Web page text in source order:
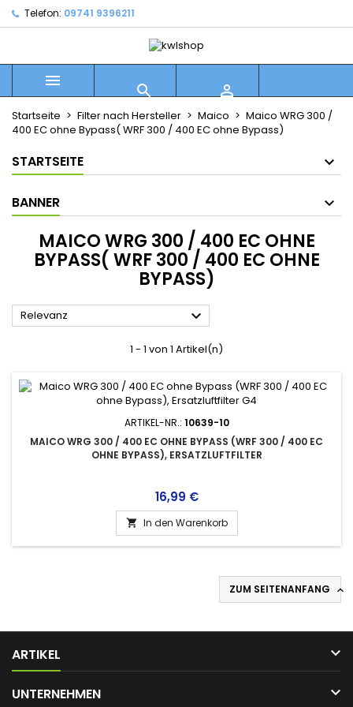
Telefon: 09741 9396211
  
Startseite Filter nach Hersteller Maico
Maico WRG 300 /
400 EC ohne Bypass( WRF 300 / 400 EC ohne Bypass)
STARTSEITE
BANNER
MAICO WRG 300 / 400 EC OHNE
BYPASS( WRF 300 / 400 EC OHNE
BYPASS)
Relevanz 
1 - 1 von 1 Artikel(n)
ARTIKEL-NR.: 10639-10
MAICO WRG 300 / 400 EC OHNE BYPASS (WRF 300 / 400 EC
OHNE BYPASS), ERSATZLUFTFILTER
Preis
16,99 €
 In den Warenkorb
ZUM SEITENANFANG 
ARTIKEL 
UNTERNEHMEN 